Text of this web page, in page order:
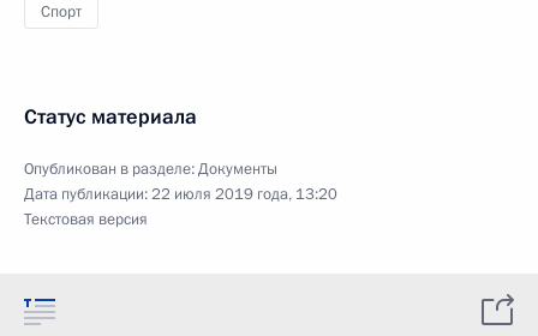
Спорт
Статус материала
Опубликован в разделе:Документы
Дата публикации:22 июля 2019 года, 13:20
Текстовая версия